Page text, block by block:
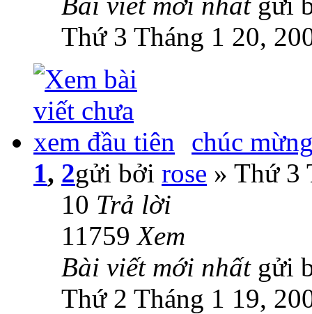
Thứ 3 Tháng 1 20,
chúc
1, 2gửi bởi rose » Thứ 3
10 Trả lời
11759Xem
Bài viết mới nhất gửi
Thứ 2 Tháng 1 19,